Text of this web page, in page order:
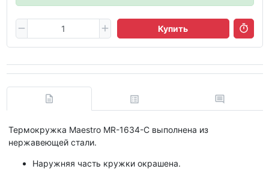
Купить
Термокружка Maestro MR-1634-C выполнена из
нержавеющей стали.
Наружняя часть кружки окрашена.